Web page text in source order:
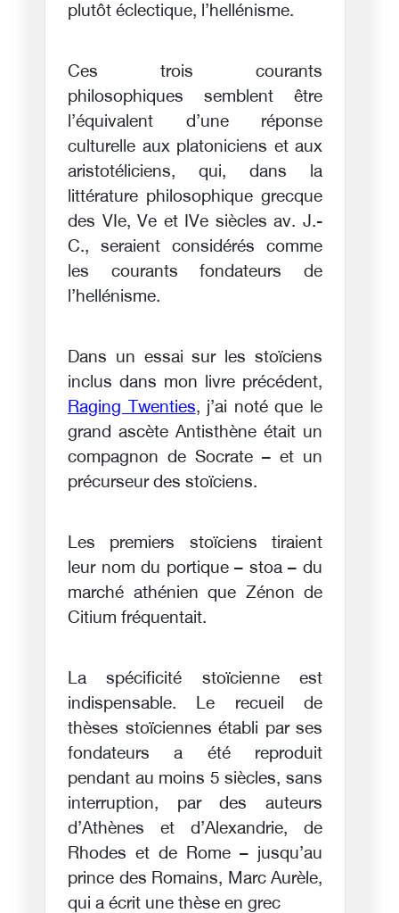
plutôt éclectique, l’hellénisme.
Ces trois courants
philosophiques semblent être
l’équivalent d’une réponse
culturelle aux platoniciens et aux
aristotéliciens, qui, dans la
littérature philosophique grecque
des VIe, Ve et IVe siècles av. J.-
C., seraient considérés comme
les courants fondateurs de
l’hellénisme.
Dans un essai sur les stoïciens
inclus dans mon livre précédent,
Raging Twenties, j’ai noté que le
grand ascète Antisthène était un
compagnon de Socrate – et un
précurseur des stoïciens.
Les premiers stoïciens tiraient
leur nom du portique – stoa – du
marché athénien que Zénon de
Citium fréquentait.
La spécificité stoïcienne est
indispensable. Le recueil de
thèses stoïciennes établi par ses
fondateurs a été reproduit
pendant au moins 5 siècles, sans
interruption, par des auteurs
d’Athènes et d’Alexandrie, de
Rhodes et de Rome – jusqu’au
prince des Romains, Marc Aurèle,
qui a écrit une thèse en grec